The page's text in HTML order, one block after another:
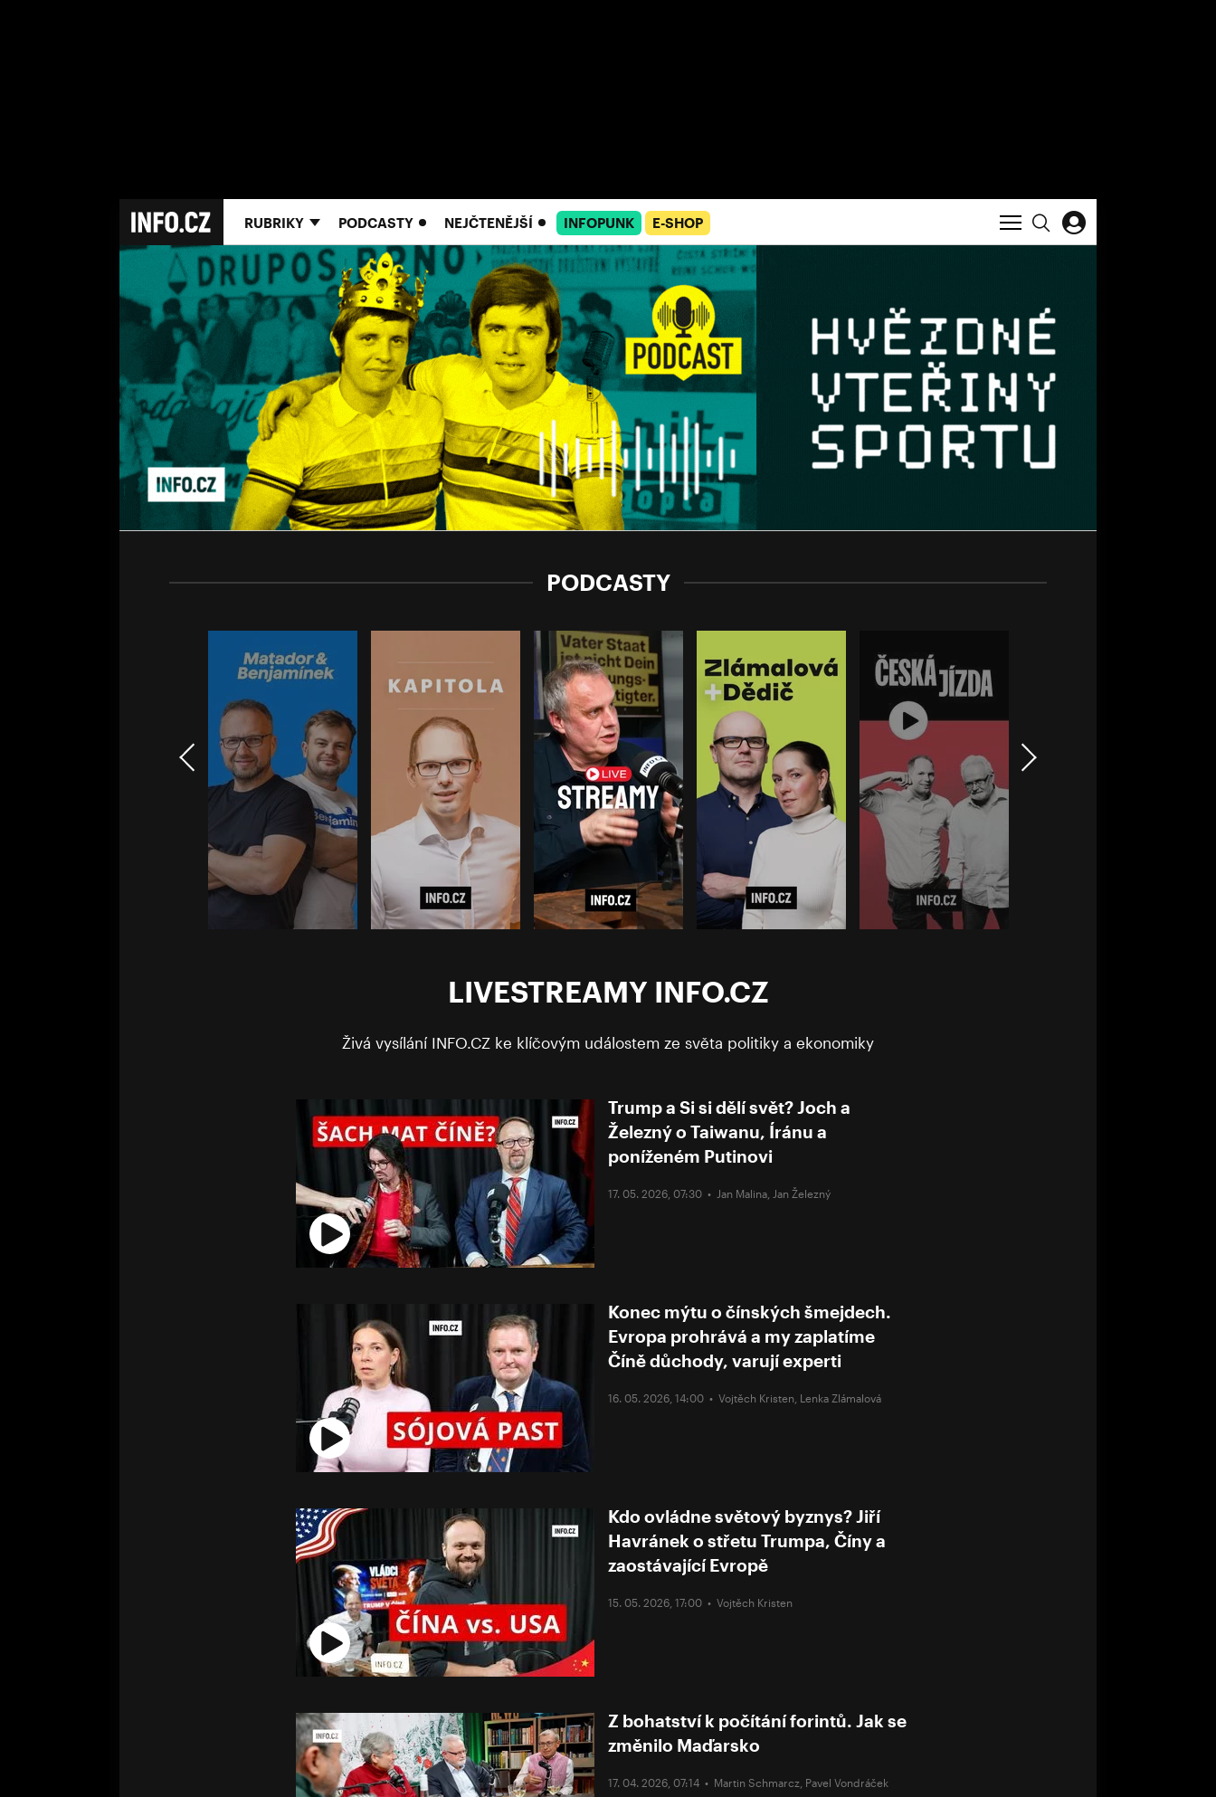
RUBRIKY PODCASTY NEJČTENĚJŠÍ INFOPUNK E-SHOP
PODCASTY
LIVESTREAMY INFO.CZ
Živá vysílání INFO.CZ ke klíčovým událostem ze světa politiky a ekonomiky
Trump a Si si dělí svět? Joch a
Železný o Taiwanu, Íránu a
poníženém Putinovi
17. 05. 2026, 07:30 • Jan Malina Jan Železný
Konec mýtu o čínských šmejdech.
Evropa prohrává a my zaplatíme
Číně důchody, varují experti
16. 05. 2026, 14:00 • Vojtěch Kristen Lenka Zlámalová
Kdo ovládne světový byznys? Jiří
Havránek o střetu Trumpa, Číny a
zaostávající Evropě
15. 05. 2026, 17:00 • Vojtěch Kristen
Z bohatství k počítání forintů. Jak se
změnilo Maďarsko
17. 04. 2026, 07:14 • Martin Schmarcz Pavel Vondráček